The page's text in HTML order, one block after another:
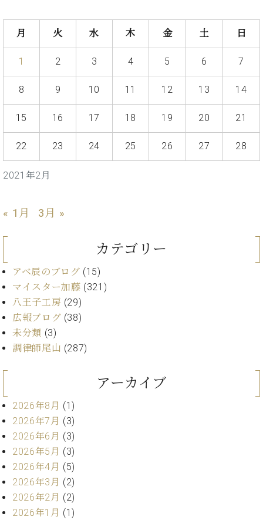
ト
ン
ジ
デ
シ
ュ
イ
ン
コ
ン
ラ
ン
ド
ピ
ア
ノ
C.
ベ
組
み
造
番
号
色
ベ
シ
イ
弾
前
タ
イ
ン・
シ
ー
レ
実
績
ホ
ー
ス
タ
ジ
オ
ア
情
ペ
ー
ン
サ
レ
ッ
ス
ン
ベ
ン
理
店
主
催
ベ
ン
ト
ラ
ー・
取
舗・
サ
ロ
ン・
調
に
ぶ
方
ま
で
迎。
ン・
シュ
ーレ
音楽
教室
シ
ュ
タ
ン
・
セ
ト
ラ
お
問
せ
2021年2月
月 火 水 木 金 土 日
1 2 3 4 5 6 7
8 9 10 11 12 13 14
15 16 17 18 19 20 21
22 23 24 25 26 27 28
« 1月 3月 »
カテゴリー
アベ辰のブログ (15)
マイスター加藤 (321)
八王子工房 (29)
広報ブログ (38)
未分類 (3)
調律師尾山 (287)
アーカイブ
2026年8月 (1)
2026年7月 (3)
2026年6月 (3)
2026年5月 (3)
2026年4月 (5)
2026年3月 (2)
2026年2月 (2)
2026年1月 (1)